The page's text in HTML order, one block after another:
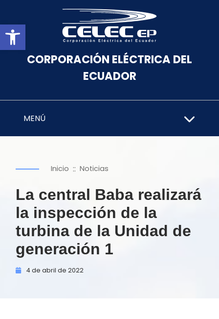
Abrir barra de herramientas
CORPORACIÓN ELÉCTRICA DEL
ECUADOR
MENÚ
Inicio :: Noticias
La central Baba realizará
la inspección de la
turbina de la Unidad de
generación 1
4 de abril de 2022